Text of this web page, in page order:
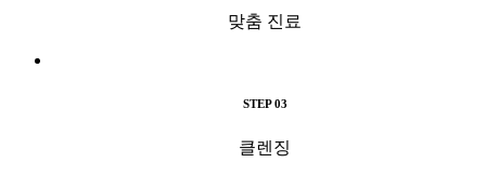
맞춤 진료
STEP 03
클렌징